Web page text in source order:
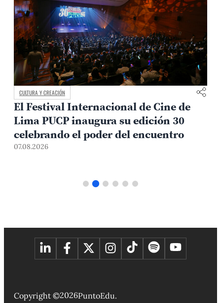
CULTURA Y CREACIÓN
El Festival Internacional de Cine de
Lima PUCP inaugura su edición 30
celebrando el poder del encuentro
07.08.2026
Copyright ©2026PuntoEdu.